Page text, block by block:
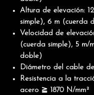
Altura de elevación:
simple), 6 m (cuerda
Velocidad de
(cuerda simple), 5 m/
doble)
Diámetro del cable
Resistencia a la
acero ≧ 1870 N/mm²